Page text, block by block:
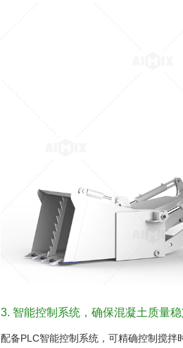
3. 智能控制系统，确保混凝土质量
配备PLC智能控制系统，可精确控制搅